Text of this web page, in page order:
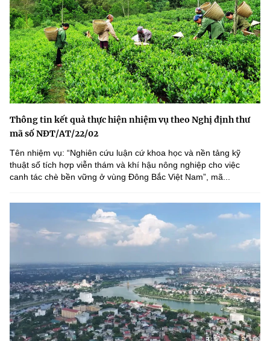
Thông tin kết quả thực hiện nhiệm vụ theo Nghị định thư
mã số NĐT/AT/22/02
Tên nhiệm vụ: “Nghiên cứu luận cứ khoa học và nền tảng kỹ
thuật số tích hợp viễn thám và khí hậu nông nghiệp cho việc
canh tác chè bền vững ở vùng Đông Bắc Việt Nam”, mã...